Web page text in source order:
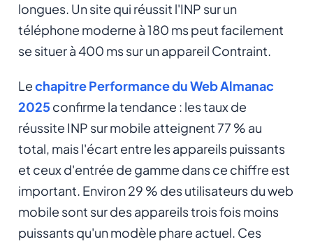
longues. Un site qui réussit l'INP sur un
téléphone moderne à 180 ms peut facilement
se situer à 400 ms sur un appareil Contraint.
Lechapitre Performance du Web Almanac
2025 confirme la tendance : les taux de
réussite INP sur mobile atteignent 77 % au
total, mais l'écart entre les appareils puissants
et ceux d'entrée de gamme dans ce chiffre est
important. Environ 29 % des utilisateurs du web
mobile sont sur des appareils trois fois moins
puissants qu'un modèle phare actuel. Ces